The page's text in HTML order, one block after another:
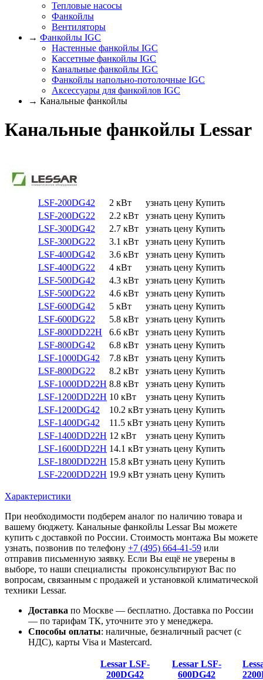
Тепловые насосы
Фанкойлы
Вентиляторы
→ Фанкойлы IGC
Настенные фанкойлы IGC
Кассетные фанкойлы IGC
Канальные фанкойлы IGC
Фанкойлы напольно-потолочные IGC
Аксессуары для фанкойлов IGC
→ Канальные фанкойлы
Канальные фанкойлы Lessar
LSF-200DG42 2 кВт узнать цену Купить
LSF-200DG22
2.2 кВт узнать цену Купить
LSF-300DG42
2.7 кВт узнать цену Купить
LSF-300DG22
3.1 кВт узнать цену Купить
LSF-400DG42
3.6 кВт узнать цену Купить
LSF-400DG22
4 кВт узнать цену Купить
LSF-500DG42
4.3 кВт узнать цену Купить
LSF-500DG22
4.6 кВт узнать цену Купить
LSF-600DG42
5 кВт узнать цену Купить
LSF-600DG22
5.8 кВт узнать цену Купить
LSF-800DD22H
6.6 кВт узнать цену Купить
LSF-800DG42
6.8 кВт узнать цену Купить
LSF-1000DG42
7.8 кВт узнать цену Купить
LSF-800DG22
8.2 кВт узнать цену Купить
LSF-1000DD22H 8.8 кВт узнать цену Купить
LSF-1200DD22H 10 кВт узнать цену Купить
LSF-1200DG42
10.2 кВт узнать цену Купить
LSF-1400DG42
11.5 кВт узнать цену Купить
LSF-1400DD22H 12 кВт узнать цену Купить
LSF-1600DD22H 14.1 кВт узнать цену Купить
LSF-1800DD22H 15.8 кВт узнать цену Купить
LSF-2200DD22H 19.9 кВт узнать цену Купить
Характеристики
При необходимости подберем аналог по наличию товара и
вашему бюджету. Канальные фанкойлы Lessar Вы можете
купить с доставкой по России. Стоимость монтажа Вы можете
узнать, позвонив по телефону +7 (495) 664-41-59 или
отправив письменную заявку. Если Вы ещё не уверены в
выборе, то наши специалисты проконсультируют Вас по
вопросам, связанным с продажей и установкой климатической
техники Lessar.
Доставка по Москве — бесплатно. Доставка по России
— по тарифам ТК, уточните это у менеджера.
Способы оплаты: наличные, безналичный расчет (с
НДС), карты Visa и Mastercard.
Lessar LSF-
200DG42
Lessar LSF-
600DG42